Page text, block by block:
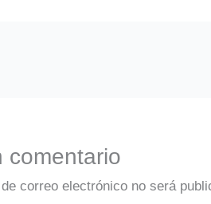
comentario
correo electrónico no será